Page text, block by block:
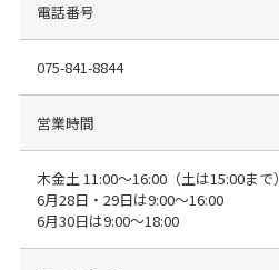
電話番号
075-841-8844
営業時間
木金土 11:00〜16:00（土は15:00まで）
6月28日・29日は9:00〜16:00
6月30日は9:00〜18:00